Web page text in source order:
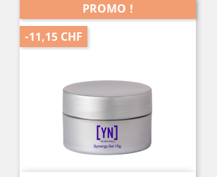
PROMO !
-11,15 CHF